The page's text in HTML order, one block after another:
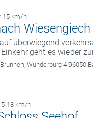
15 km/h
Wiesengiech
überwiegend
geht es wieder
Wunderburg 4 96050
18 km/h